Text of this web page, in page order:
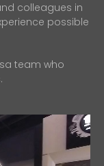
colleagues in
possible
team who